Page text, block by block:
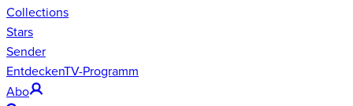
Collections
Stars
Sender
EntdeckenTV-Programm
Abo